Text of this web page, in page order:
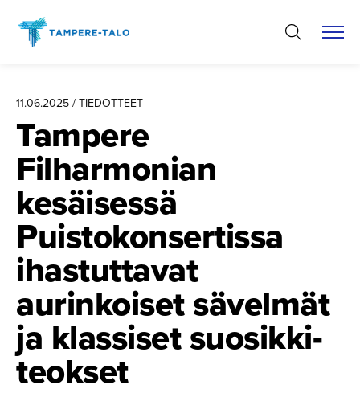
sisältöön
11.06.2025 / TIEDOTTEET
Tampere
Filharmonian
kesäisessä
Puistokon­ser­tissa
ihastuttavat
aurinkoiset sävelmät
ja klassiset suosikki­
teokset